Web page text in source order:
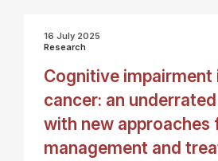
16 July 2025
Research
Cognitive impairment
cancer: an
with new approaches
management and